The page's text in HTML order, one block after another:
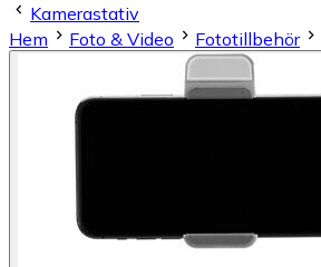
Kamerastativ
Hem
Foto & Video Fototillbehör